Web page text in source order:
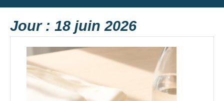
Button
Jour : 18 juin 2026